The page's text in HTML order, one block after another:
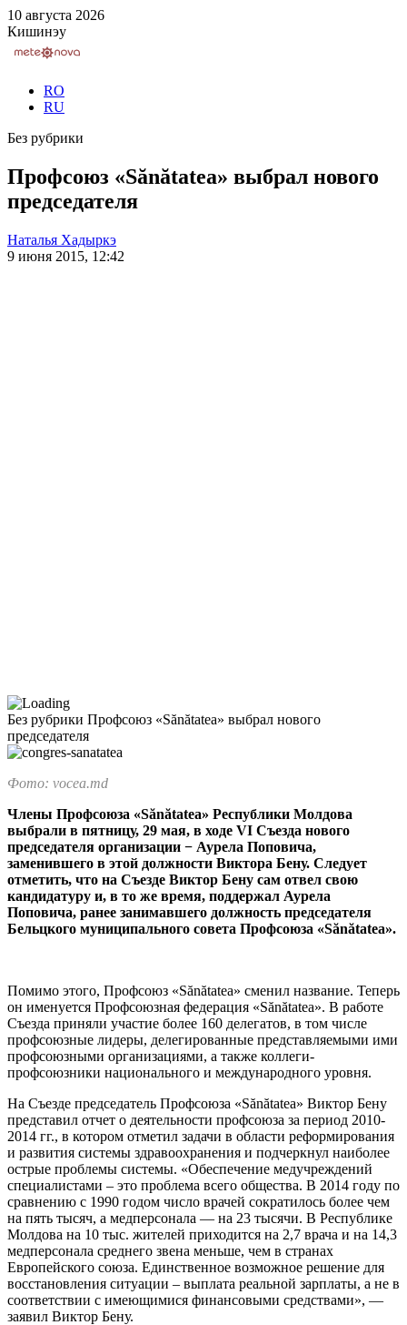
10 августа 2026
Кишинэу
RO
RU
Без рубрики
Профсоюз «Sănătatea» выбрал нового
председателя
Наталья Хадыркэ
9 июня 2015, 12:42
Без рубрики Профсоюз «Sănătatea» выбрал нового
председателя
Фото: vocea.md
Члены Профсоюза «Sănătatea» Республики Молдова
выбрали в пятницу, 29 мая, в ходе VI Съезда нового
председателя организации − Аурела Попови­ча,
заменившего в этой должности Виктора Бену. Следует
отметить, что на Съезде Виктор Бену сам отвел свою
кандидатуру и, в то же время, поддержал Аурела
Поповича, ранее занимавшего должность председателя
Бельцкого муниципального совета Профсоюза «Sănătatea».
Помимо этого, Профсоюз «Sănătatea» сменил название. Теперь
он именуется Профсоюзная федерация «Sănătatea». В ра­боте
Съезда приняли участие более 160 де­легатов, в том числе
профсоюзные лиде­ры, делегированные представляемыми ими
профсоюзными организациями, а также коллеги-
профсоюзники национального и международного уровня.
На Съезде председатель Профсоюза «Sănătatea» Виктор Бену
представил отчет о деятельности профсоюза за период 2010-
2014 гг., в котором отметил задачи в области реформирования
и развития системы здравоохранения и подчеркнул наиболее
острые проблемы системы. «Обеспечение медучреждений
специалистами – это проблема всего общества. В 2014 году по
срав­нению с 1990 годом число врачей сокра­тилось более чем
на пять тысяч, а медпер­сонала — на 23 тысячи. В Республике
Мол­дова на 10 тыс. жителей приходится на 2,7 врача и на 14,3
медперсонала среднего зве­на меньше, чем в странах
Европейского со­юза. Единственное возможное решение для
восстановления ситуации – выплата реаль­ной зарплаты, а не в
соответствии с имею­щимися финансовыми средствами», —
зая­вил Виктор Бену.